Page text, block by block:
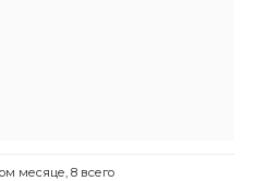
месяце, 8 всего